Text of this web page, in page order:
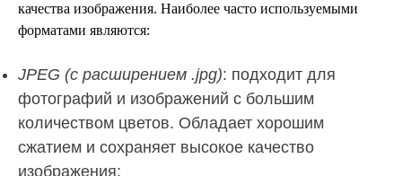
качества изображения. Наиболее часто используемыми
форматами являются:
JPEG (с расширением .jpg): подходит для
фотографий и изображений с большим
количеством цветов. Обладает хорошим
сжатием и сохраняет высокое качество
изображения;